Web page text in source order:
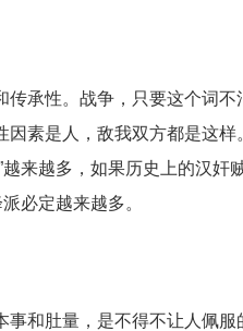
承性。战争，只要这个词
素是人，敌我双方都是这
来越多，如果历史上的汉奸
必定越来越多。
和肚量，是不得不让人佩服